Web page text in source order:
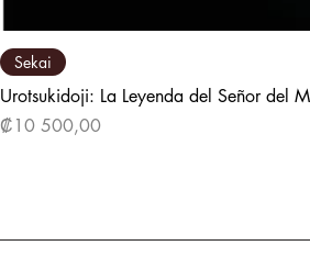
Sekai
Urotsukidoji: La Leyenda del Señor del
Precio
₡10 500,00